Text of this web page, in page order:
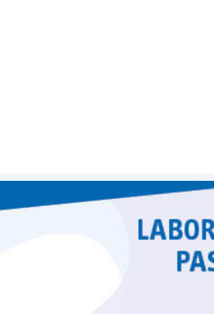
Progettazione e realizzazione dinuovi
motori di ricerca basati su tecnologie